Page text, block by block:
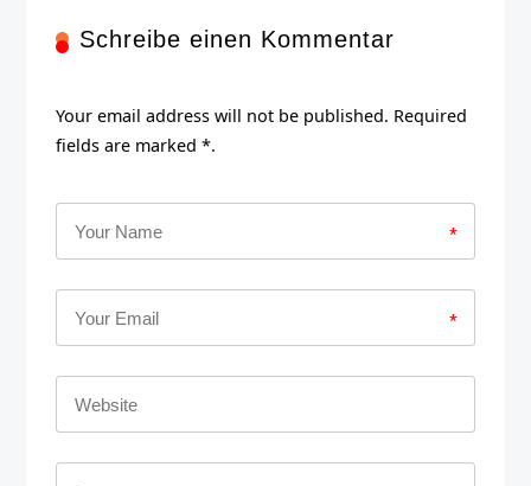
Schreibe einen Kommentar
Your email address will not be published. Required
fields are marked *.
*
*